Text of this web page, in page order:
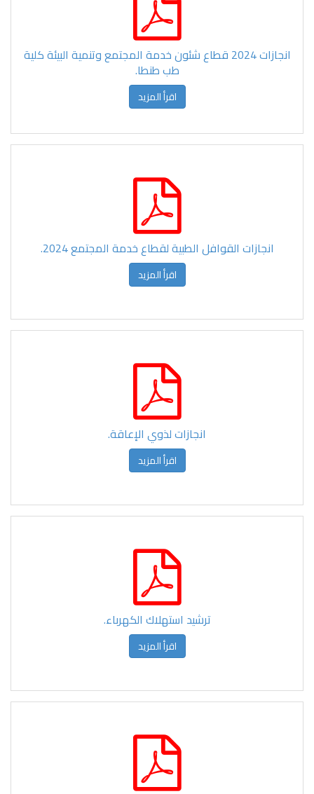
انجازات 2024 قطاع شئون خدمة المجتمع وتنمية البيئة كلية
طب طنطا.
اقرأ المزيد
انجازات القوافل الطبية لقطاع خدمة المجتمع 2024.
اقرأ المزيد
انجازات لذوي الإعاقة.
اقرأ المزيد
ترشيد استهلاك الكهرباء.
اقرأ المزيد